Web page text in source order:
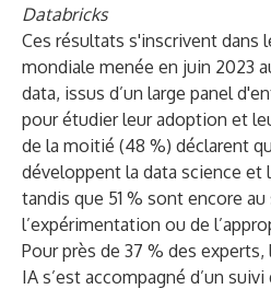
Databricks
Ces résultats s'inscrivent dans
mondiale menée en juin 2023
data, issus d’un large panel
pour étudier leur adoption et
de la moitié (48 %) déclarent
développent la data science et
tandis que 51 % sont encore au
l’expérimentation ou de
Pour près de 37 % des
IA s’est accompagné d’un